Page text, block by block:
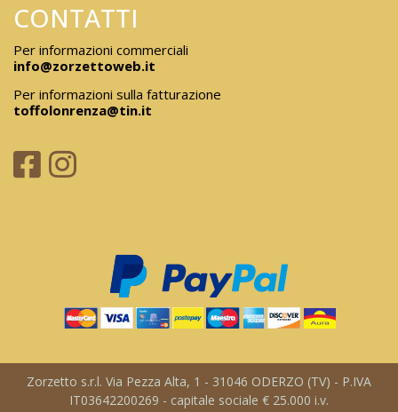
CONTATTI
Per informazioni commerciali
info@zorzettoweb.it
Per informazioni sulla fatturazione
toffolonrenza@tin.it
Zorzetto s.r.l. Via Pezza Alta, 1 - 31046 ODERZO (TV) - P.IVA
IT03642200269 - capitale sociale € 25.000 i.v.